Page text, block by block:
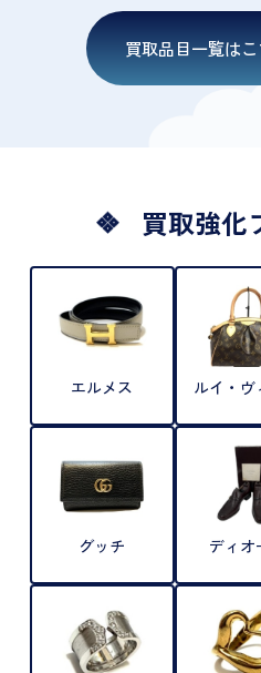
買取品目一覧はこ
買取強化
エルメス ルイ・ヴ
グッチ ディオ